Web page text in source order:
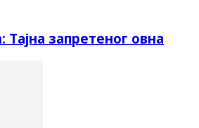
запретеног овна